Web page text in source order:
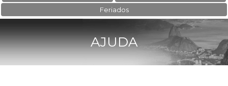
Feriados
AJUDA